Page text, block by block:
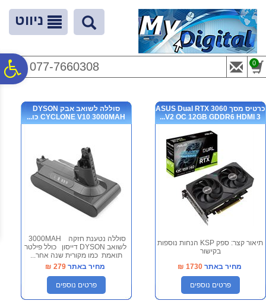
נגישות
המרכזי
ניווט
077-7660308 0
כרטיס מסך ASUS Dual RTX 3060
V2 OC 12GB GDDR6 HDMI 3...
תיאור קצר: ספק KSP הנחות נוספות
בקישור
מחיר באתר 1730
₪
פרטים נוספים
סוללה לשואב אבק DYSON
CYCLONE V10 3000MAH כו...
לשואב DYSON דייסון כולל פילטר
תואמת כמו מקורית שנה אחר...
מחיר באתר 279
₪
פרטים נוספים